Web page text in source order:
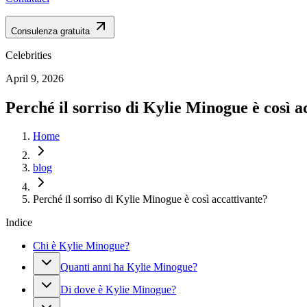
Consulenza gratuita
Celebrities
April 9, 2026
Perché il sorriso di Kylie Minogue è così
Home
blog
Perché il sorriso di Kylie Minogue è così accattivante?
Indice
Chi è Kylie Minogue?
Quanti anni ha Kylie Minogue?
Di dove è Kylie Minogue?